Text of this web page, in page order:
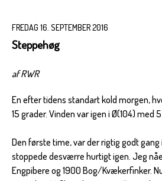
FREDAG 16. SEPTEMBER 2016
Steppehøg
af RWR
En efter tidens standart kold morgen,
15 grader. Vinden var igen i Ø(104) med
Den første time, var der rigtig godt
stoppede desværre hurtigt igen. Jeg
Engpibere og 1900 Bog/Kvækerfinker.